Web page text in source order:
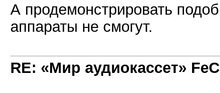
А продемонстрировать
аппараты не смогут.
RE: «Мир аудиокассет»